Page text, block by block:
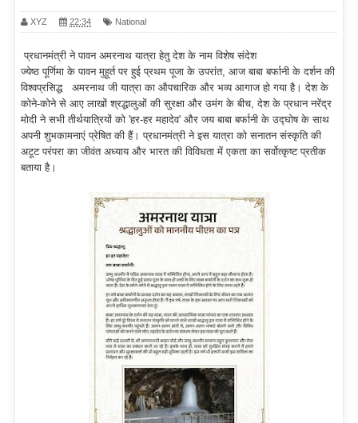
XYZ 22:34 National
प्रधानमंत्री ने पावन अमरनाथ यात्रा हेतु देश के नाम विशेष संदेश
ज्येष्ठ पूर्णिमा के पावन मुहूर्त पर हुई प्रथम पूजा के उपरांत, आज बाबा बर्फानी के दर्शन की
विश्वप्रसिद्ध अमरनाथ जी यात्रा का औपचारिक और भव्य आगाज हो गया है। देश के
कोने-कोने से आए लाखों श्रद्धालुओं की सुरक्षा और उमंग के बीच, देश के प्रधान नरेंद्र
मोदी ने सभी तीर्थयात्रियों को 'हर-हर महादेव' और जय बाबा बर्फानी के उद्घोष के साथ
अपनी शुभकामनाएं प्रेषित की हैं। प्रधानमंत्री ने इस यात्रा को सनातन संस्कृति की
अटूट परंपरा का जीवंत अध्याय और भारत की विविधता में एकता का सर्वोत्कृष्ट प्रतीक
बताया है।